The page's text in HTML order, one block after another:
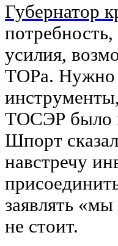
Губернатор
усилия,
ТОРа. Нужно
ТОСЭР было
Шпорт
навстречу
заявлять
не стоит.